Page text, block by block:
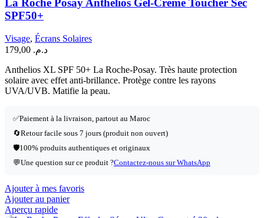
La Roche Posay Anthelios Gel-Crème Toucher Sec
SPF50+
Visage, Écrans Solaires
د.م.
Anthelios XL SPF 50+ La Roche-Posay. Très haute protection
solaire avec effet anti-brillance. Protège contre les rayons
UVA/UVB. Matifie la peau.
✅Paiement à la livraison, partout au Maroc
🔄Retour facile sous 7 jours (produit non ouvert)
🛡️100% produits authentiques et originaux
💬Une question sur ce produit ?Contactez-nous sur WhatsApp
Ajouter à mes favoris
Ajouter au panier
Aperçu rapide